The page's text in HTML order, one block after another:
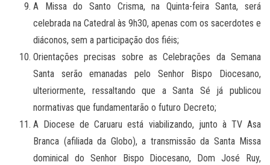
A Missa do Santo Crisma, na Quinta-feira Santa, será
celebrada na Catedral às 9h30, apenas com os sacerdotes e
diáconos, sem a participação dos fiéis;
Orientações precisas sobre as Celebrações da Semana
Santa serão emanadas pelo Senhor Bispo Diocesano,
ulteriormente, ressaltando que a Santa Sé já publicou
normativas que fundamentarão o futuro Decreto;
A Diocese de Caruaru está viabilizando, junto à TV Asa
Branca (afiliada da Globo), a transmissão da Santa Missa
dominical do Senhor Bispo Diocesano, Dom José Ruy,